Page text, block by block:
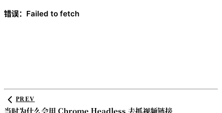
PREV
当时为什么会用 Chrome Headless 去抓视频链接